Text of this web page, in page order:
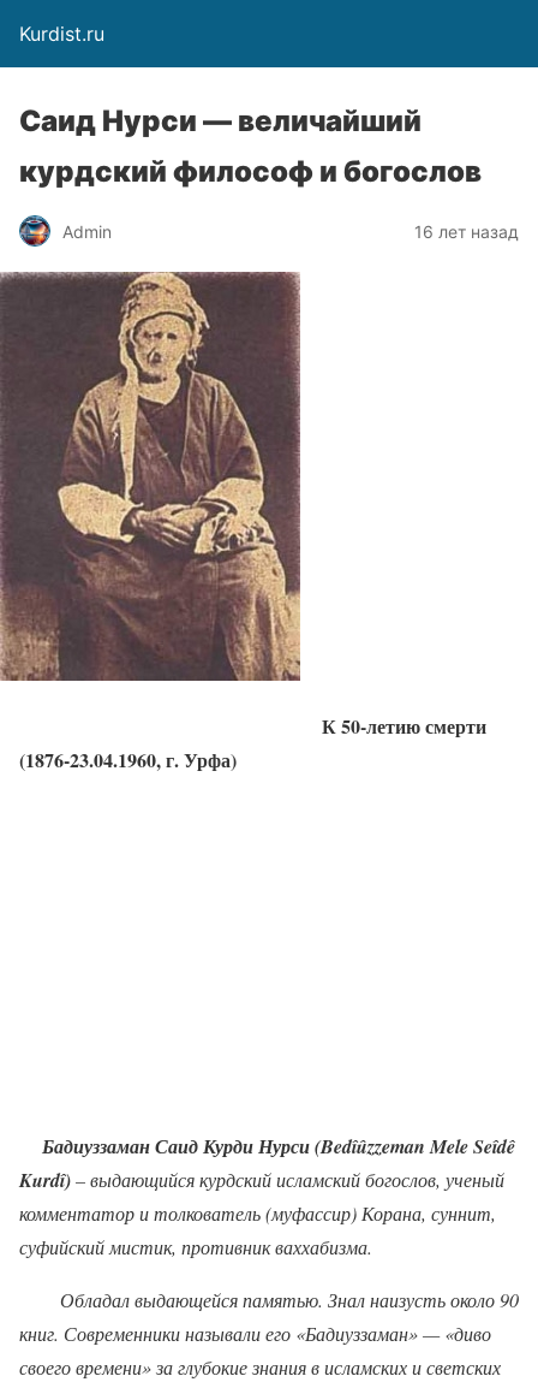
Kurdist.ru
Саид Нурси — величайший
курдский философ и богослов
Admin 16 лет назад
К 50-летию смерти
(1876-23.04.1960, г. Урфа)
Бадиуззаман Саид Курди Нурси (Bedîûzzeman MeleSeîdê
Kurdî)– выдающийся курдский исламский богослов, ученый
комментатор и толкователь (муфассир) Корана, суннит,
суфийский мистик, противник ваххабизма.
Обладал выдающейся памятью. Знал наизусть около 90
книг. Современники называли его «Бадиуззаман» — «диво
своего времени» за глубокие знания в исламских и светских